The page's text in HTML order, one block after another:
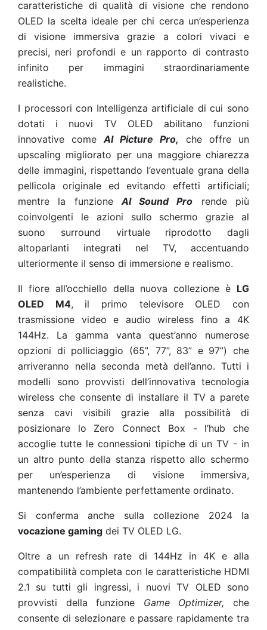
caratteristiche di qualità di visione che rendono
OLED la scelta ideale per chi cerca un’esperienza
di visione immersiva grazie a colori vivaci e
precisi, neri profondi e un rapporto di contrasto
infinito per immagini straordinariamente
realistiche.
I processori con Intelligenza artificiale di cui sono
dotati i nuovi TV OLED abilitano funzioni
innovative comeAI Picture Pro,
che offre un
upscaling migliorato per una maggiore chiarezza
delle immagini, rispettando l’eventuale grana della
pellicola originale ed evitando effetti artificiali;
mentre la funzioneAI Sound Pro rende più
coinvolgenti le azioni sullo schermo grazie al
suono surround virtuale riprodotto dagli
altoparlanti integrati nel TV, accentuando
ulteriormente il senso di immersione e realismo.
Il fiore all’occhiello della nuova collezione è LG
OLED M4, il primo televisore OLED con
trasmissione video e audio wireless fino a 4K
144Hz. La gamma vanta quest’anno numerose
opzioni di polliciaggio (65”, 77”, 83” e 97”) che
arriveranno nella seconda metà dell’anno. Tutti i
modelli sono provvisti dell’innovativa tecnologia
wireless che consente di installare il TV a parete
senza cavi visibili grazie alla possibilità di
posizionare lo Zero Connect Box - l’hub che
accoglie tutte le connessioni tipiche di un TV - in
un altro punto della stanza rispetto allo schermo
per un’esperienza di visione immersiva,
mantenendo l’ambiente perfettamente ordinato.
Si conferma anche sulla collezione 2024 la
vocazione gaming dei TV OLED LG.
Oltre a un refresh rate di 144Hz in 4K e alla
compatibilità completa con le caratteristiche HDMI
2.1 su tutti gli ingressi, i nuovi TV OLED sono
provvisti della funzione Game Optimizer, che
consente di selezionare e passare rapidamente tra